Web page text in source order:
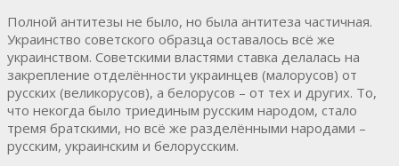
Полной антитезы не было, но была антитеза частичная.
Украинство советского образца оставалось всё же
украинством. Советскими властями ставка делалась на
закрепление отделённости украинцев (малорусов) от
русских (великорусов), а белорусов – от тех и других. То,
что некогда было триединым русским народом, стало
тремя братскими, но всё же разделёнными народами –
русским, украинским и белорусским.